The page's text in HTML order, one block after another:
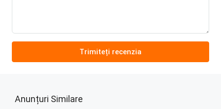
Trimiteți recenzia
Anunțuri Similare